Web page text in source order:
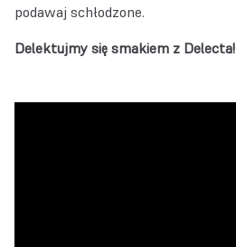
podawaj schłodzone.
Delektujmy się smakiem z Delecta!